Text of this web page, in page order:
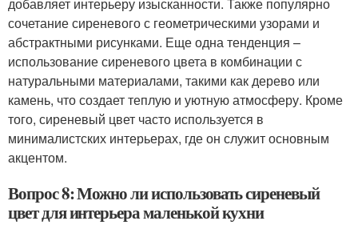
сочетание сиреневого с геометрическими узорами и
абстрактными рисунками. Еще одна тенденция –
использование сиреневого цвета в комбинации с
натуральными материалами, такими как дерево или
камень, что создает теплую и уютную атмосферу. Кроме
того, сиреневый цвет часто используется в
минималистских интерьерах, где он служит основным
акцентом.
Вопрос 8: Можно ли использовать сиреневый
цвет для интерьера маленькой кухни